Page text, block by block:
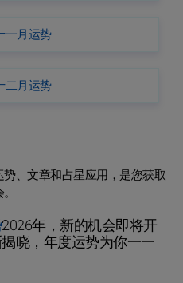
一月运势
二月运势
、文章和占星应用，是您获取
2026年，新的机会即将开
晓，年度运势为你一一